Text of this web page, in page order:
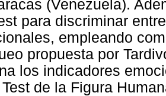
(Venezuela).
para discriminar
empleando
propuesta por
los indicadores
de la Figura